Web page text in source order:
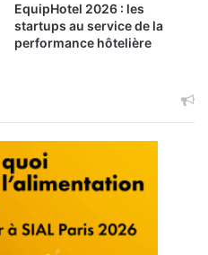
EquipHotel 2026 : les
startups au service de la
performance hôtelière